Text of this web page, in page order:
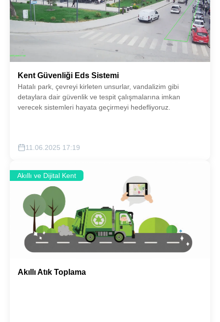
Kent Güvenliği Eds Sistemi
Hatalı park, çevreyi kirleten unsurlar, vandalizim gibi
detaylara dair güvenlik ve tespit çalışmalarına imkan
verecek sistemleri hayata geçirmeyi hedefliyoruz.
11.06.2025 17:19
Akıllı ve Dijital Kent
Akıllı Atık Toplama